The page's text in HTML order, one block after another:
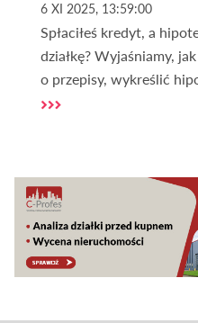
6 XI 2025, 13:59:00
Spłaciłeś kredyt, a
działkę? Wyjaśniamy,
o przepisy, wykreślić